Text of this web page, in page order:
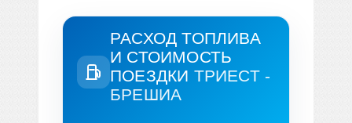
РАСХОД ТОПЛИВА
И СТОИМОСТЬ
ПОЕЗДКИ ТРИЕСТ -
БРЕШИА